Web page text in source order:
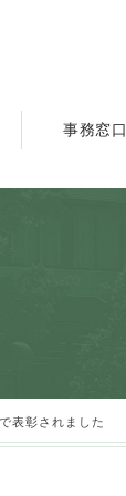
事務窓口
表彰されました